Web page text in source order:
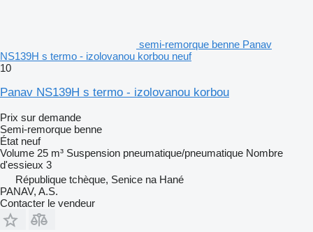
semi-remorque benne Panav
NS139H s termo - izolovanou korbou neuf
10
Panav NS139H s termo - izolovanou korbou
Prix sur demande
Semi-remorque benne
État neuf
Volume 25 m³ Suspension pneumatique/pneumatique Nombre
d'essieux 3
République tchèque, Senice na Hané
PANAV, A.S.
Contacter le vendeur